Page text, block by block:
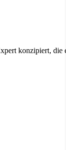
konzipiert, die